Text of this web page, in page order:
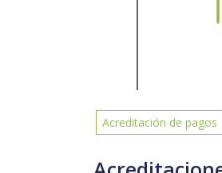
Acreditación de pagos